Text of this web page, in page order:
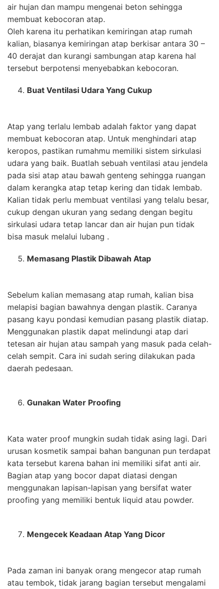
air hujan dan mampu mengenai beton sehingga
membuat kebocoran atap.
Oleh karena itu perhatikan kemiringan atap rumah
kalian, biasanya kemiringan atap berkisar antara 30 –
40 derajat dan kurangi sambungan atap karena hal
tersebut berpotensi menyebabkan kebocoran.
Buat Ventilasi Udara Yang Cukup
Atap yang terlalu lembab adalah faktor yang dapat
membuat kebocoran atap. Untuk menghindari atap
keropos, pastikan rumahmu memiliki sistem sirkulasi
udara yang baik. Buatlah sebuah ventilasi atau jendela
pada sisi atap atau bawah genteng sehingga ruangan
dalam kerangka atap tetap kering dan tidak lembab.
Kalian tidak perlu membuat ventilasi yang telalu besar,
cukup dengan ukuran yang sedang dengan begitu
sirkulasi udara tetap lancar dan air hujan pun tidak
bisa masuk melalui lubang .
Memasang Plastik Dibawah Atap
Sebelum kalian memasang atap rumah, kalian bisa
melapisi bagian bawahnya dengan plastik. Caranya
pasang kayu pondasi kemudian pasang plastik diatap.
Menggunakan plastik dapat melindungi atap dari
tetesan air hujan atau sampah yang masuk pada celah-
celah sempit. Cara ini sudah sering dilakukan pada
daerah pedesaan.
Gunakan Water Proofing
Kata water proof mungkin sudah tidak asing lagi. Dari
urusan kosmetik sampai bahan bangunan pun terdapat
kata tersebut karena bahan ini memiliki sifat anti air.
Bagian atap yang bocor dapat diatasi dengan
menggunakan lapisan-lapisan yang bersifat water
proofing yang memiliki bentuk liquid atau powder.
Mengecek Keadaan Atap Yang Dicor
Pada zaman ini banyak orang mengecor atap rumah
atau tembok, tidak jarang bagian tersebut mengalami